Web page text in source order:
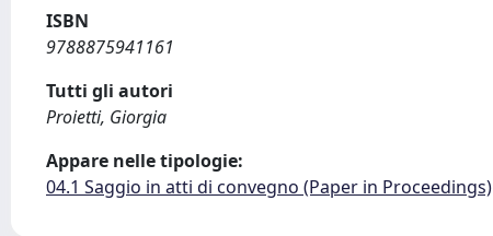
ISBN
9788875941161
Tutti gli autori
Proietti, Giorgia
Appare nelle tipologie:
04.1 Saggio in atti di convegno (Paper in Proceedings)